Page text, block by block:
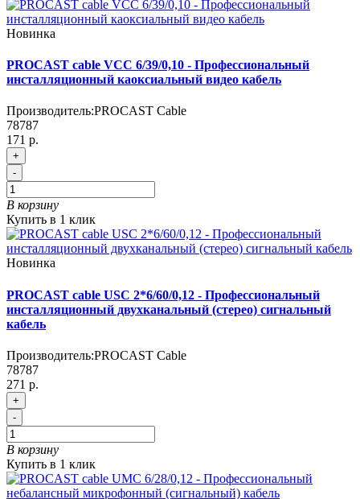
Новинка
PROCAST cable VCC 6/39/0,10 - Профессиональный
инсталляционный каоксиальный видео кабель
Производитель:PROCAST Cable
78787
171 р.
+
-
В корзину
Купить в 1 клик
Новинка
PROCAST cable USC 2*6/60/0,12 - Профессиональный
инсталляционный двухканальный (стерео) сигнальный
кабель
Производитель:PROCAST Cable
78787
271 р.
+
-
В корзину
Купить в 1 клик